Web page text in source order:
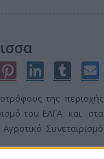
της περιοχής
του ΕΛΓΑ και στα
Συνεταιρισμό